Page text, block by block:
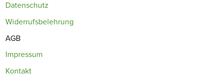
Datenschutz
Widerrufsbelehrung
AGB
Impressum
Kontakt